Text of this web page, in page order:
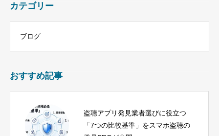
カテゴリー
ブログ
おすすめ記事
盗聴アプリ発見業者選びに役立つ
「7つの比較基準」をスマホ盗聴の